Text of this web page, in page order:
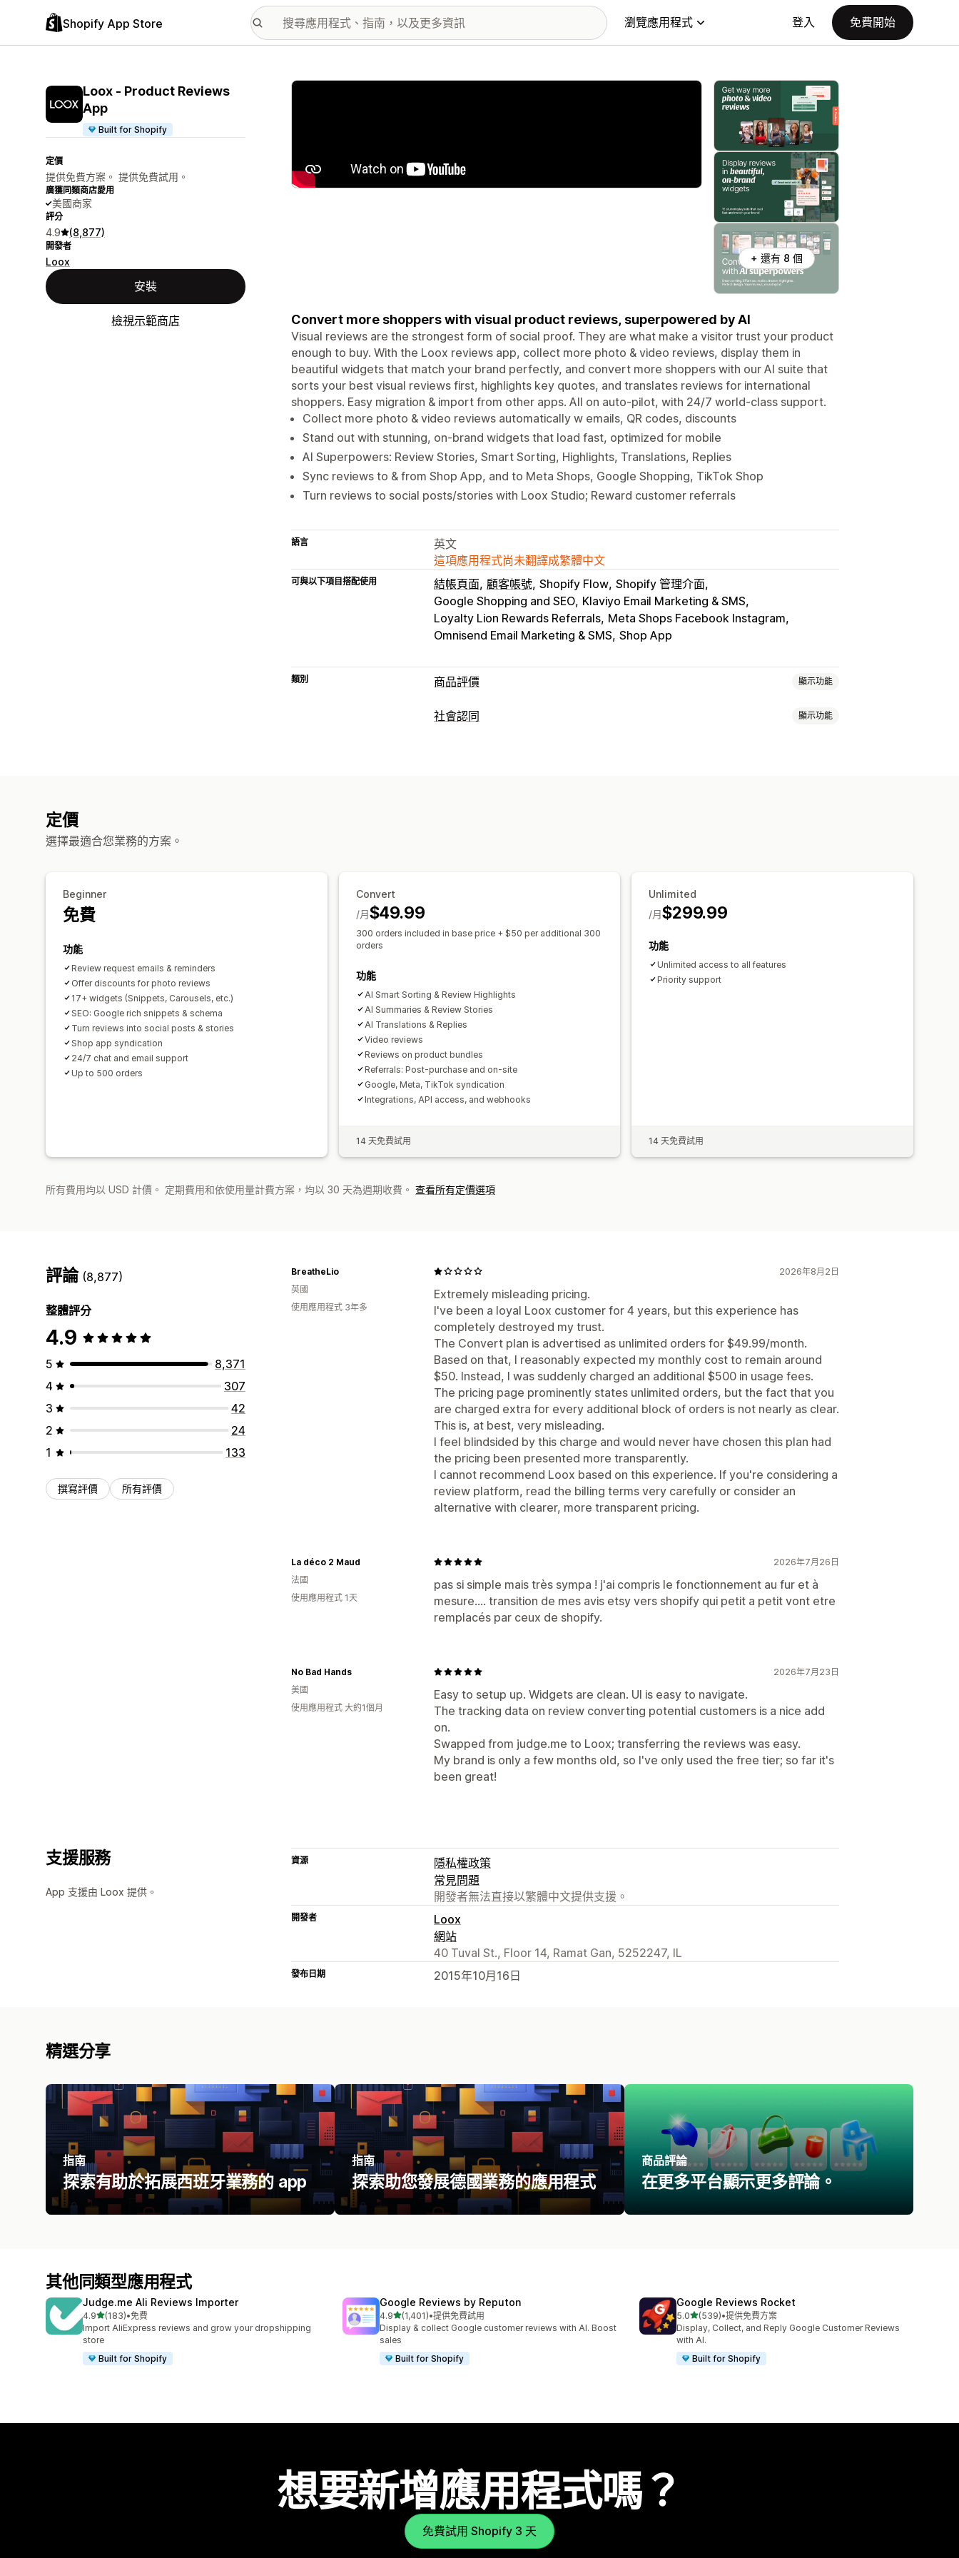
Shopify App Store 瀏覽應用程式 登入 免費開始
Loox ‑ Product Reviews
App
Built for Shopify
定價
提供免費方案。 提供免費試用。
廣獲同類商店愛用
美國商家
評分
4.9 (8,877)
開發者
Loox
安裝
檢視示範商店
主要圖片圖庫
+ 還有 8 個
Convert more shoppers with visual product reviews, superpowered by AI
Visual reviews are the strongest form of social proof. They are what make a visitor trust your product
enough to buy. With the Loox reviews app, collect more photo & video reviews, display them in
beautiful widgets that match your brand perfectly, and convert more shoppers with our AI suite that
sorts your best visual reviews first, highlights key quotes, and translates reviews for international
shoppers. Easy migration & import from other apps. All on auto-pilot, with 24/7 world-class support.
Collect more photo & video reviews automatically w emails, QR codes, discounts
Stand out with stunning, on-brand widgets that load fast, optimized for mobile
AI Superpowers: Review Stories, Smart Sorting, Highlights, Translations, Replies
Sync reviews to & from Shop App, and to Meta Shops, Google Shopping, TikTok Shop
Turn reviews to social posts/stories with Loox Studio; Reward customer referrals
語言
英文
這項應用程式尚未翻譯成繁體中文
可與以下項目搭配使用 結帳頁面 顧客帳號 Shopify Flow Shopify 管理介面
Google Shopping and SEO Klaviyo Email Marketing & SMS
Loyalty Lion Rewards Referrals Meta Shops Facebook Instagram
Omnisend Email Marketing & SMS Shop App
類別 商品評價 顯示功能
顯示選項
社會認同 顯示功能
定價
選擇最適合您業務的方案。
Beginner
免費
功能
Review request emails & reminders
Offer discounts for photo reviews
17+ widgets (Snippets, Carousels, etc.)
SEO: Google rich snippets & schema
Turn reviews into social posts & stories
Shop app syndication
24/7 chat and email support
Up to 500 orders
Convert
$49.99
/月
300 orders included in base price + $50 per additional 300
orders
功能
AI Smart Sorting & Review Highlights
AI Summaries & Review Stories
AI Translations & Replies
Video reviews
Reviews on product bundles
Referrals: Post-purchase and on-site
Google, Meta, TikTok syndication
Integrations, API access, and webhooks
14 天免費試用
Unlimited
$299.99
/月
功能
Unlimited access to all features
Priority support
14 天免費試用
所有費用均以 USD 計價。 定期費用和依使用量計費方案，均以 30 天為週期收費。 查看所有定價選項
評論 (8,877)
整體評分
4.9
5
8,371
4
307
3
42
2
24
1
133
撰寫評價 所有評價
2026年8月2日
Extremely misleading pricing.
I've been a loyal Loox customer for 4 years, but this experience has
completely destroyed my trust.
The Convert plan is advertised as unlimited orders for $49.99/month.
Based on that, I reasonably expected my monthly cost to remain around
$50. Instead, I was suddenly charged an additional $500 in usage fees.
The pricing page prominently states unlimited orders, but the fact that you
are charged extra for every additional block of orders is not nearly as clear.
This is, at best, very misleading.
I feel blindsided by this charge and would never have chosen this plan had
the pricing been presented more transparently.
I cannot recommend Loox based on this experience. If you're considering a
review platform, read the billing terms very carefully or consider an
alternative with clearer, more transparent pricing.
BreatheLio
英國
使用應用程式 3年多
2026年7月26日
pas si simple mais très sympa ! j'ai compris le fonctionnement au fur et à
mesure.... transition de mes avis etsy vers shopify qui petit a petit vont etre
remplacés par ceux de shopify.
La déco 2 Maud
法國
使用應用程式 1天
2026年7月23日
Easy to setup up. Widgets are clean. UI is easy to navigate.
The tracking data on review converting potential customers is a nice add
on.
Swapped from judge.me to Loox; transferring the reviews was easy.
My brand is only a few months old, so I've only used the free tier; so far it's
been great!
No Bad Hands
美國
使用應用程式 大約1個月
支援服務
App 支援由 Loox 提供。
資源
隱私權政策
常見問題
開發者無法直接以繁體中文提供支援。
開發者
Loox
網站
40 Tuval St., Floor 14, Ramat Gan, 5252247, IL
發布日期 2015年10月16日
精選分享
指南
探索有助於拓展西班牙業務的 app
指南
探索助您發展德國業務的應用程式
商品評論
在更多平台顯示更多評論。
其他同類型應用程式
Judge.me Ali Reviews Importer
4.9滿分 5 顆星
(183)
共有 183 則評價
•免費
Import AliExpress reviews and grow your dropshipping
store
Built for Shopify
Google Reviews by Reputon
4.9滿分 5 顆星
(1,401)
共有 1401 則評價
•提供免費試用
Display & collect Google customer reviews with AI. Boost
sales
Built for Shopify
Google Reviews Rocket
5.0滿分 5 顆星
(539)
共有 539 則評價
•提供免費方案
Display, Collect, and Reply Google Customer Reviews
with AI.
Built for Shopify
想要新增應用程式嗎？
免費試用 Shopify 3 天